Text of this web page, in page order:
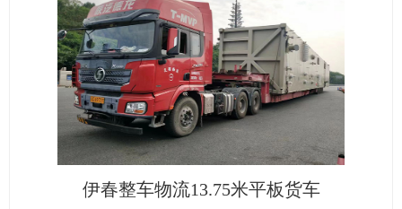
伊春整车物流13.75米平板货车